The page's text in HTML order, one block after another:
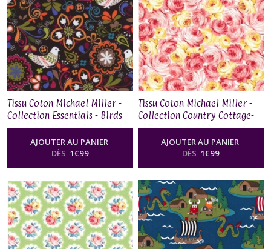
Tissu Coton Michael Miller -
Collection Essentials - Birds
of Norway
AJOUTER AU PANIER
DÈS 1€99
Tissu Coton Michael Miller -
Collection Country Cottage-
Garden Roses
AJOUTER AU PANIER
DÈS 1€99